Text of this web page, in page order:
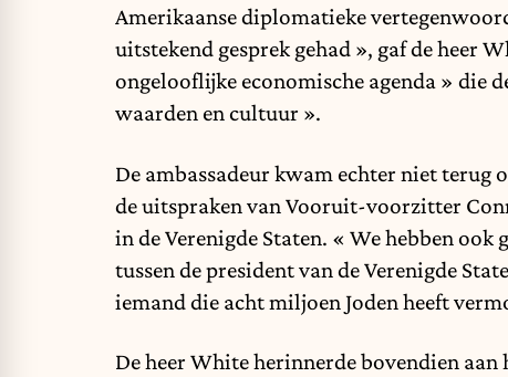
Amerikaanse diplomatieke
uitstekend gesprek gehad », gaf de heer
ongelooflijke economische agenda » die
waarden en cultuur ».
De ambassadeur kwam echter niet
de uitspraken van Vooruit-voorzitter
in de Verenigde Staten. « We hebben
tussen de president van de Verenigde
iemand die acht miljoen Joden heeft
De heer White herinnerde bovendien